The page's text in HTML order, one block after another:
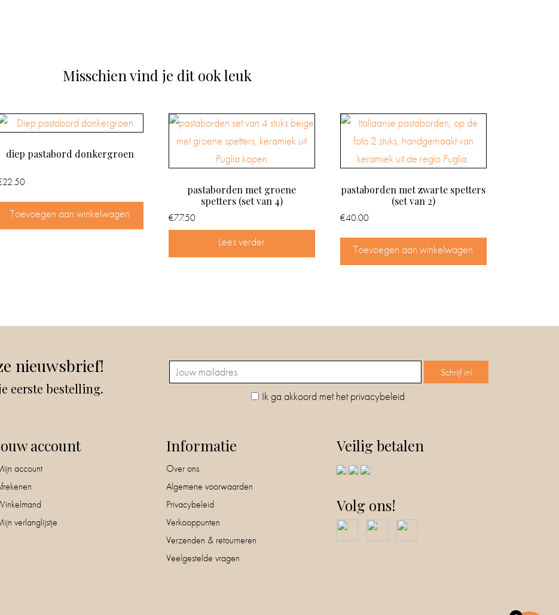
Misschien vind je dit ook leuk
diep pastabord donkergroen
22.50
Toevoegen aan winkelwagen
pastaborden met groene
spetters (set van 4)
€77.50
Lees verder
pastaborden met zwarte spetters
(set van 2)
€40.00
Toevoegen aan winkelwagen
nieuwsbrief!
eerste bestelling. Ik ga akkoord met het privacybeleid
account
account
verlanglijstje
Informatie
Over ons
Algemene voorwaarden
Privacybeleid
Verkooppunten
Verzenden & retourneren
Veelgestelde vragen
Veilig betalen
Volg ons!